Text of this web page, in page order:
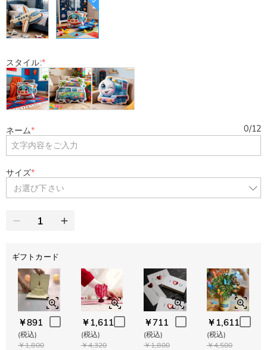
スタイル:*
ネーム* 0/12
サイズ*
お選び下さい
ギフトカード
￥891
(税込)
￥1,800
￥1,611
(税込)
￥4,320
￥711
(税込)
￥1,800
￥1,611
(税込)
￥4,500